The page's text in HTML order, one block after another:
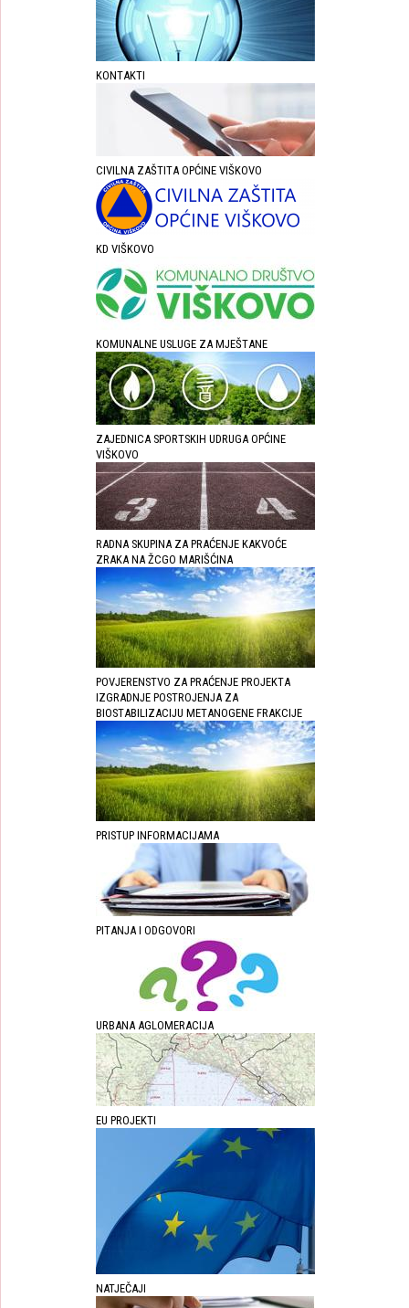
KONTAKTI
CIVILNA ZAŠTITA OPĆINE VIŠKOVO
KD VIŠKOVO
KOMUNALNE USLUGE ZA MJEŠTANE
ZAJEDNICA SPORTSKIH UDRUGA OPĆINE
VIŠKOVO
RADNA SKUPINA ZA PRAĆENJE KAKVOĆE
ZRAKA NA ŽCGO MARIŠĆINA
POVJERENSTVO ZA PRAĆENJE PROJEKTA
IZGRADNJE POSTROJENJA ZA
BIOSTABILIZACIJU METANOGENE FRAKCIJE
PRISTUP INFORMACIJAMA
PITANJA I ODGOVORI
URBANA AGLOMERACIJA
EU PROJEKTI
NATJEČAJI